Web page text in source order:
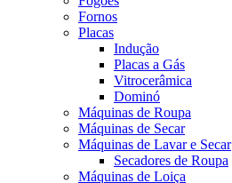
Fornos
Placas
Indução
Placas a Gás
Vitrocerâmica
Dominó
Máquinas de Roupa
Máquinas de Secar
Máquinas de Lavar e Secar
Secadores de Roupa
Máquinas de Loiça